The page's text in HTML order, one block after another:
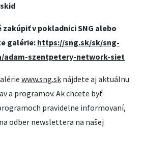
v pokladnici SNG alebo
galérie: https://sng.sk/sk/sng-
adam-szentpetery-network-siet
www.sng.sk nájdete aj aktuálnu
a programov. Ak chcete byť
pravidelne informovaní,
odber newslettera na našej